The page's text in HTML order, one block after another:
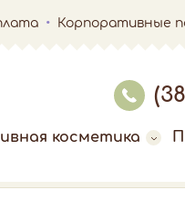
Корпоративные
косметика